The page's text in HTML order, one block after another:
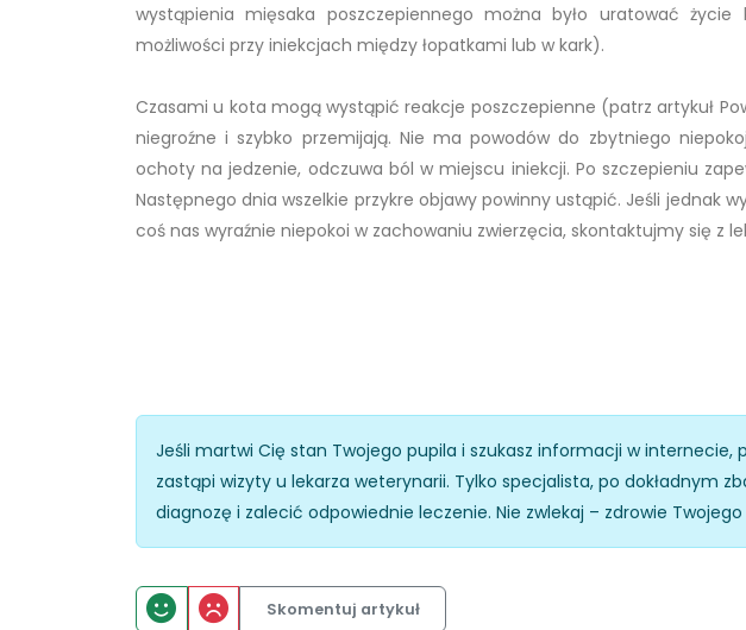
wystąpienia mięsaka poszczepiennego można było uratować
możliwości przy iniekcjach między łopatkami lub w kark).
Czasami u kota mogą wystąpić reakcje poszczepienne (patrz artykuł
niegroźne i szybko przemijają. Nie ma powodów do zbytniego
ochoty na jedzenie, odczuwa ból w miejscu iniekcji. Po szczepieniu
Następnego dnia wszelkie przykre objawy powinny ustąpić. Jeśli jednak
coś nas wyraźnie niepokoi w zachowaniu zwierzęcia, skontaktujmy się z
Jeśli martwi Cię stan Twojego pupila i szukasz informacji w internecie,
zastąpi wizyty u lekarza weterynarii. Tylko specjalista, po dokładnym
diagnozę i zalecić odpowiednie leczenie. Nie zwlekaj – zdrowie
Skomentuj artykuł